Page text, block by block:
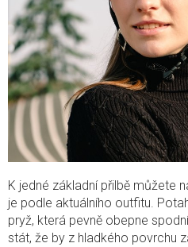
K jedné základní přilbě můžete
je podle aktuálního outfitu.
pryž, která pevně obepne
stát, že by z hladkého povrchu